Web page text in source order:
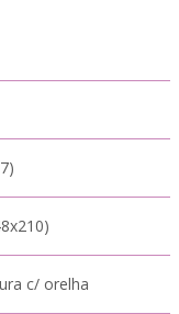
c/ orelha